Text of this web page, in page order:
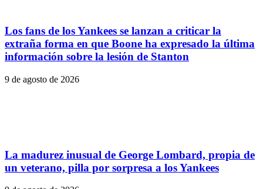
Los fans de los Yankees se lanzan a criticar la
extraña forma en que Boone ha expresado la última
información sobre la lesión de Stanton
9 de agosto de 2026
La madurez inusual de George Lombard, propia de
un veterano, pilla por sorpresa a los Yankees